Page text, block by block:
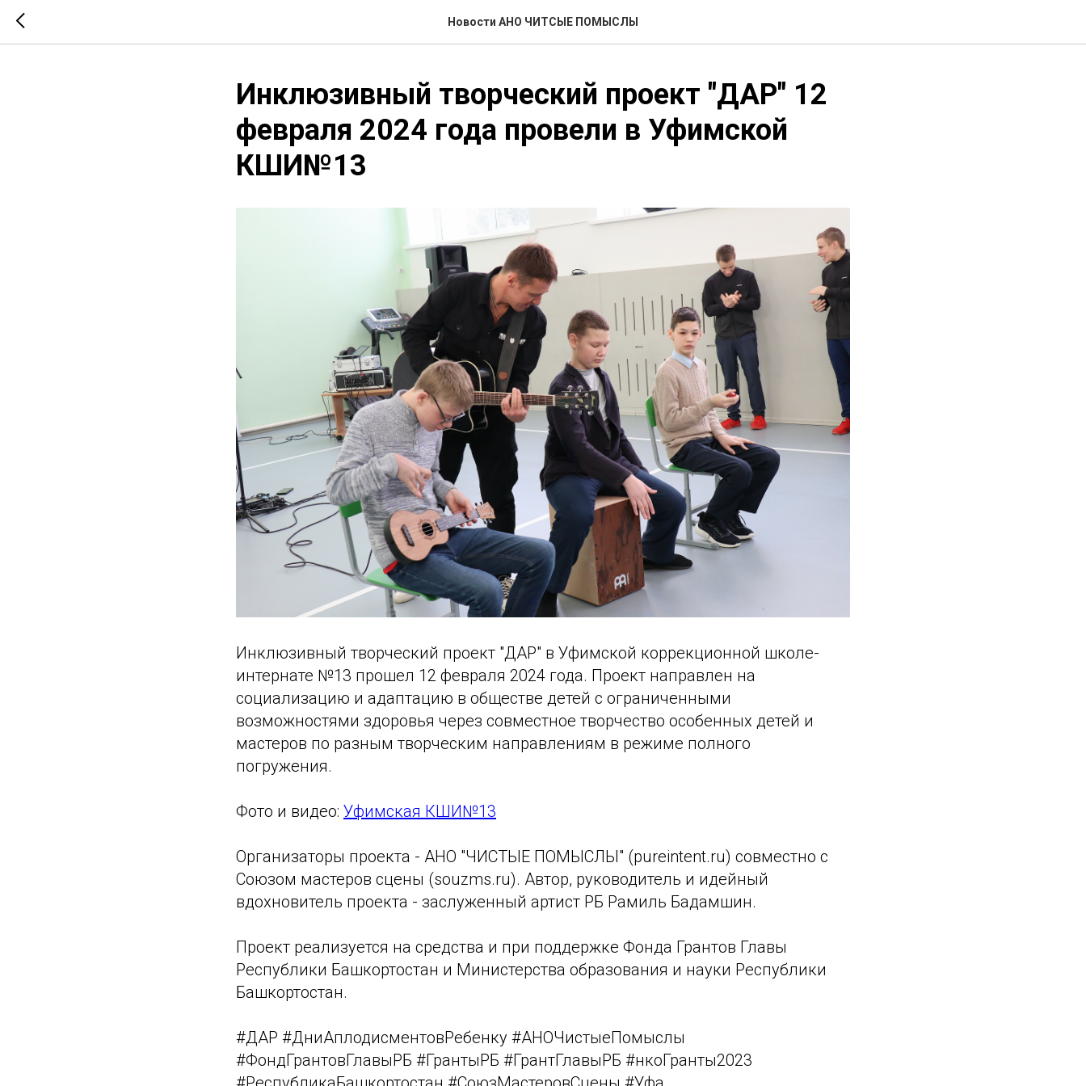
Новости АНО ЧИТСЫЕ ПОМЫСЛЫ
Инклюзивный творческий проект "ДАР" 12
февраля 2024 года провели в Уфимской
КШИ№13
Инклюзивный творческий проект "ДАР" в Уфимской коррекционной школе-
интернате №13 прошел 12 февраля 2024 года. Проект направлен на
социализацию и адаптацию в обществе детей с ограниченными
возможностями здоровья через совместное творчество особенных детей и
мастеров по разным творческим направлениям в режиме полного
погружения.
Фото и видео: Уфимская КШИ№13
Организаторы проекта - АНО "ЧИСТЫЕ ПОМЫСЛЫ" (pureintent.ru) совместно с
Союзом мастеров сцены (souzms.ru). Автор, руководитель и идейный
вдохновитель проекта - заслуженный артист РБ Рамиль Бадамшин.
Проект реализуется на средства и при поддержке Фонда Грантов Главы
Республики Башкортостан и Министерства образования и науки Республики
Башкортостан.
#ДАР #ДниАплодисментовРебенку #АНОЧистыеПомыслы
#ФондГрантовГлавыРБ #ГрантыРБ #ГрантГлавыРБ #нкоГранты2023